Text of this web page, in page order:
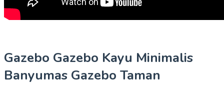
Gazebo Gazebo Kayu Minimalis
Banyumas Gazebo Taman